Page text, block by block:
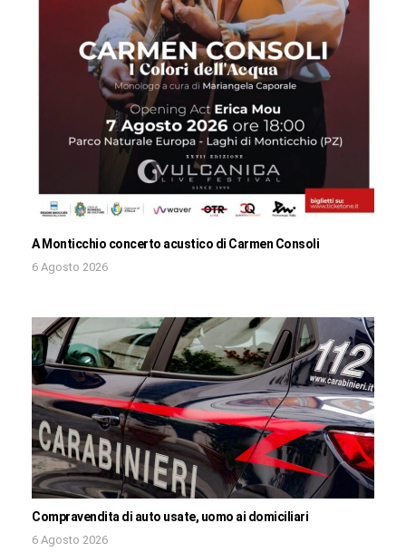
A Monticchio concerto acustico di Carmen Consoli
6 Agosto 2026
Compravendita di auto usate, uomo ai domiciliari
6 Agosto 2026